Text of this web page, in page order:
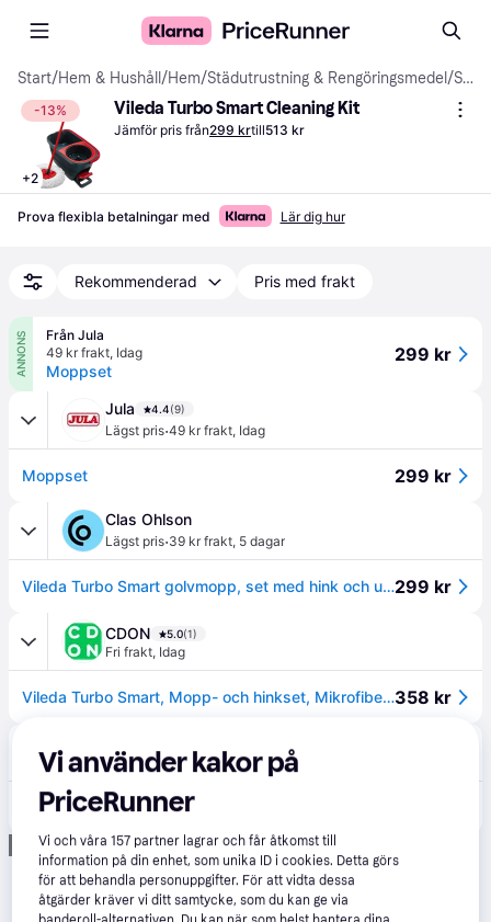
Start/Hem & Hushåll /Hem/Städutrustning & Rengöringsmedel / Städutrustning
-13%
+2
Vileda Turbo Smart Cleaning Kit
Jämför pris från299 krtill513 kr
Prova flexibla betalningar med Lär dig hur
Rekommenderad Pris med frakt
ANNONS
Från Jula
49 kr frakt, Idag
Moppset
299 kr
Jula 4.4(9)
Lägst pris·49 kr frakt, Idag
Moppset 299 kr
Clas Ohlson
Lägst pris·39 kr frakt, 5 dagar
Vileda Turbo Smart golvmopp, set med hink och urvridare299 kr
CDON 5.0(1)
Fri frakt, Idag
Vileda Turbo Smart, Mopp- och hinkset, Mikrofiber, Svart, Röd, Enkel hink358 kr
49 kr frakt,Imorgon
Annons
Vi använder kakor på
PriceRunner
Vi och våra157 partner lagrar och får åtkomst till
information på din enhet, som unika ID i cookies. Detta görs
för att behandla personuppgifter. För att vidta dessa
åtgärder kräver vi ditt samtycke, som du kan ge via